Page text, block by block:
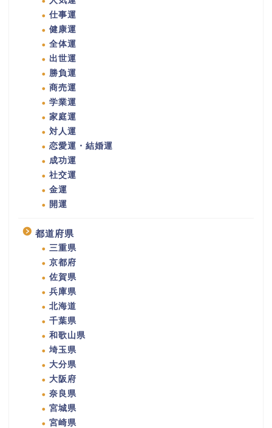
仕事運
健康運
全体運
出世運
勝負運
商売運
学業運
家庭運
対人運
恋愛運・結婚運
成功運
社交運
金運
開運
都道府県
三重県
京都府
佐賀県
兵庫県
北海道
千葉県
和歌山県
埼玉県
大分県
大阪府
奈良県
宮城県
宮崎県